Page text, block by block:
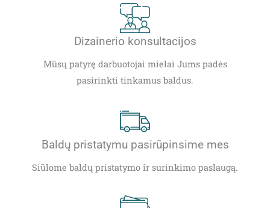
Dizainerio konsultacijos
Mūsų patyrę darbuotojai mielai Jums padės
pasirinkti tinkamus baldus.
Baldų pristatymu pasirūpinsime mes
Siūlome baldų pristatymo ir surinkimo paslaugą.